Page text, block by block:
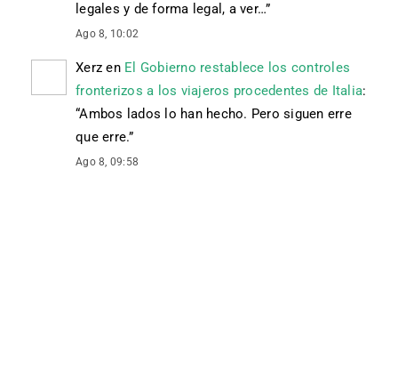
legales y de forma legal, a ver…”
Ago 8, 10:02
Xerz en El Gobierno restablece los controles
fronterizos a los viajeros procedentes de Italia:
“Ambos lados lo han hecho. Pero siguen erre
que erre.”
Ago 8, 09:58